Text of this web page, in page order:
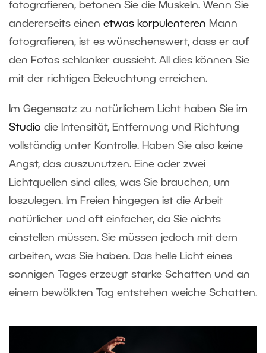
fotografieren, betonen Sie die Muskeln. Wenn Sie
andererseits einen etwas korpulenteren Mann
fotografieren, ist es wünschenswert, dass er auf
den Fotos schlanker aussieht. All dies können Sie
mit der richtigen Beleuchtung erreichen.
Im Gegensatz zu natürlichem Licht haben Sie im
Studio die Intensität, Entfernung und Richtung
vollständig unter Kontrolle. Haben Sie also keine
Angst, das auszunutzen. Eine oder zwei
Lichtquellen sind alles, was Sie brauchen, um
loszulegen. Im Freien hingegen ist die Arbeit
natürlicher und oft einfacher, da Sie nichts
einstellen müssen. Sie müssen jedoch mit dem
arbeiten, was Sie haben. Das helle Licht eines
sonnigen Tages erzeugt starke Schatten und an
einem bewölkten Tag entstehen weiche Schatten.